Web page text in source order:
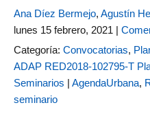
nuestras
ciudades
los
nuevos
retos
urbanos
Ana Díez Bermejo, Agustín
lunes 15 febrero, 2021 |
Categoría: Convocatorias,
ADAP RED2018-102795-T
Seminarios | AgendaUrbana,
seminario